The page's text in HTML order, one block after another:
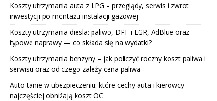
Koszty utrzymania auta z LPG – przeglądy, serwis i zwrot
inwestycji po montażu instalacji gazowej
Koszty utrzymania diesla: paliwo, DPF i EGR, AdBlue oraz
typowe naprawy — co składa się na wydatki?
Koszty utrzymania benzyny – jak policzyć roczny koszt paliwa i
serwisu oraz od czego zależy cena paliwa
Auto tanie w ubezpieczeniu: które cechy auta i kierowcy
najczęściej obniżają koszt OC